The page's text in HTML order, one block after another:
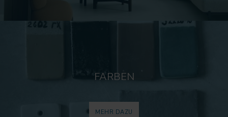
FARBEN
MEHR DAZU